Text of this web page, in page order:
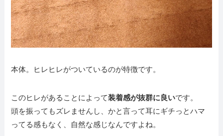
本体。ヒレヒレがついているのが特徴です。
このヒレがあることによって装着感が抜群に良いです。
頭を振ってもズレませんし、かと言って耳にギチっとハマ
ってる感もなく、自然な感じなんですよね。